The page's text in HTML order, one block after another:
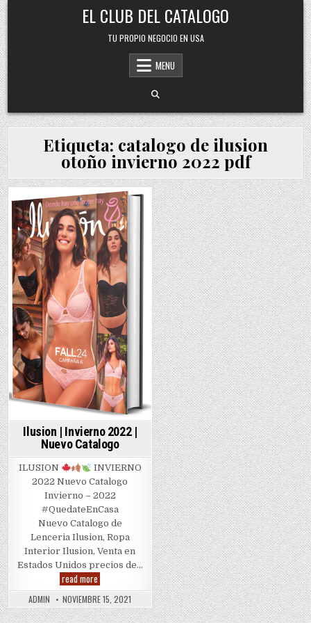
Skip
to
content
EL CLUB DEL CATALOGO
TU PROPIO NEGOCIO EN USA
MENU
Etiqueta: catalogo de ilusion
otoño invierno 2022 pdf
Posted
in
Ilusion | Invierno 2022 |
Nuevo Catalogo
ILUSION
INVIERNO
2022 Nuevo Catalogo
Invierno – 2022
#QuedateEnCasa
Nuevo Catalogo de
Lenceria Ilusion, Ropa
Interior Ilusion, Venta en
Estados Unidos precios de…
read more
|
Invierno
2022
|
ADMIN NOVIEMBRE 15, 2021